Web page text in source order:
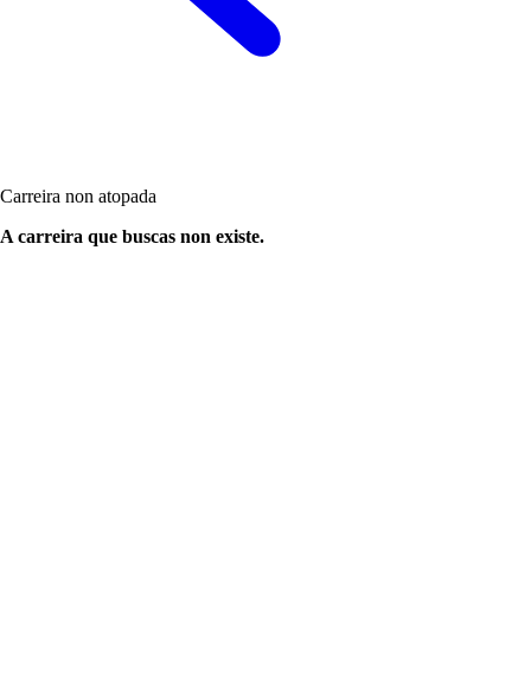
Carreira non atopada
A carreira que buscas non existe.